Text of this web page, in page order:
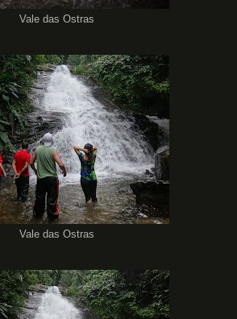
Vale das Ostras
Vale das Ostras